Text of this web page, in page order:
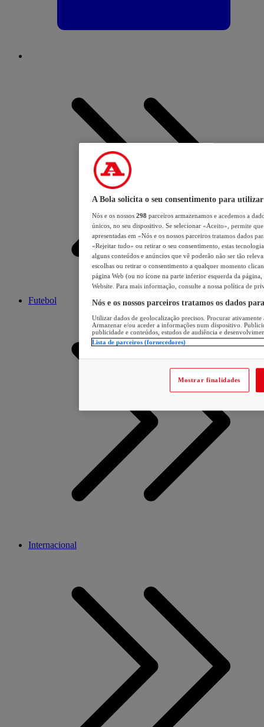
Futebol
Internacional
A Bola solicita o seu consentimento para utilizar
Nós e os nossos 298 parceiros armazenamos e acedemos a
únicos, no seu dispositivo. Se selecionar «Aceito», permite
apresentadas em «Nós e os nossos parceiros tratamos dados
«Rejeitar tudo» ou retirar o seu consentimento, estas
alguns conteúdos e anúncios que vê poderão não ser tão
escolhas ou retirar o consentimento a qualquer momento
página Web (ou no ícone na parte inferior esquerda da página,
Website. Para mais informação, consulte a nossa política de
Nós e os nossos parceiros tratamos os dados
Utilizar dados de geolocalização precisos. Procurar
Armazenar e/ou aceder a informações num dispositivo.
publicidade e conteúdos, estudos de audiência e
Lista de parceiros (fornecedores)
Mostrar finalidades